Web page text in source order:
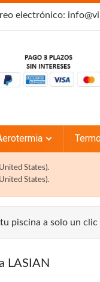
electrónico:
States).
States).
piscina a solo un clic
LASIAN